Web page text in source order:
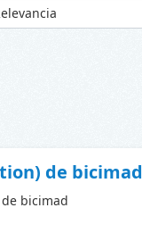
de bicimad
bicimad